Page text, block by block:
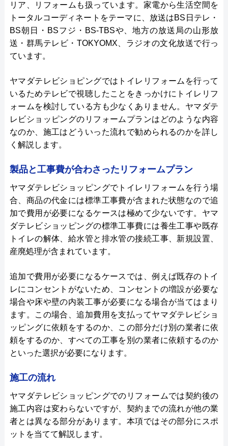
創業・設立 平成4年6月1日創業
本社所在地
〒542-0066
大阪府大阪市中央区瓦屋町3丁目7-3 イ
リア、リフォームも扱っています。家電から生活空間を
トータルコーディネートをテーマに、放送はBS日テレ・
BS朝日・BSフジ・BS-TBSや、地方の放送局の山形放
送・群馬テレビ・TOKYOMX、ラジオの文化放送で行っ
ています。
ヤマダテレビショピングではトイレリフォームを行って
いるためテレビで視聴したことをきっかけにトイレリフ
ォームを検討している方も少なくありません。ヤマダテ
レビショッピングのリフォームプランはどのような内容
なのか、施工はどういった流れで勧められるのかを詳し
く解説します。
製品と工事費が合わさったリフォームプラン
ヤマダテレビショッピングでトイレリフォームを行う場
合、商品の代金には標準工事費が含まれた状態なので追
加で費用が必要になるケースは極めて少ないです。ヤマ
ダテレビショッピングの標準工事費には養生工事や既存
トイレの解体、給水管と排水管の接続工事、新規設置、
産廃処理が含まれています。
追加で費用が必要になるケースでは、例えば既存のトイ
レにコンセントがないため、コンセントの増設が必要な
場合や床や壁の内装工事が必要になる場合が当てはまり
ます。この場合、追加費用を支払ってヤマダテレビショ
ッピングに依頼をするのか、この部分だけ別の業者に依
頼をするのか、すべての工事を別の業者に依頼するのか
といった選択が必要になります。
施工の流れ
ヤマダテレビショッピングでのリフォームでは契約後の
施工内容は変わらないですが、契約までの流れが他の業
者とは異なる部分があります。本項ではその部分にスポ
ットを当てて解説します。